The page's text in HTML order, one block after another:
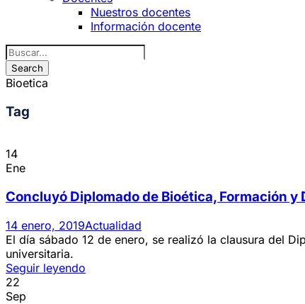
Nuestros docentes
Información docente
Bioetica
Tag
14
Ene
Concluyó Diplomado de Bioética, Formación y
14 enero, 2019Actualidad
El día sábado 12 de enero, se realizó la clausura del
universitaria.
Seguir leyendo
22
Sep